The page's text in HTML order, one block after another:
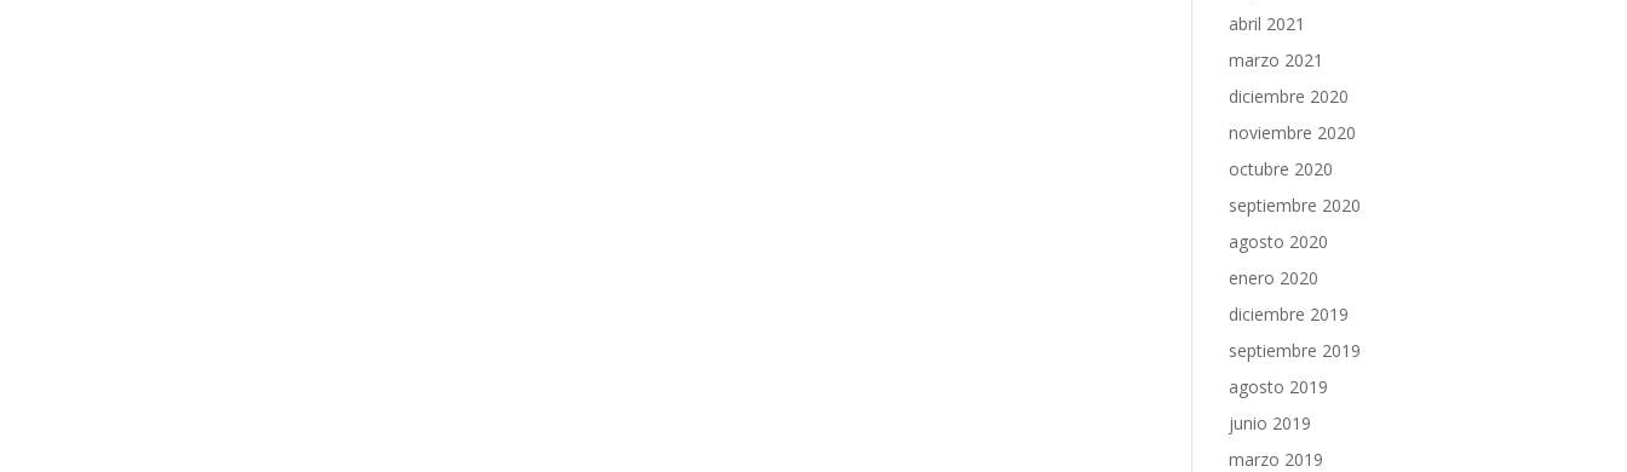
abril 2021
marzo 2021
diciembre 2020
noviembre 2020
octubre 2020
septiembre 2020
agosto 2020
enero 2020
diciembre 2019
septiembre 2019
agosto 2019
junio 2019
marzo 2019